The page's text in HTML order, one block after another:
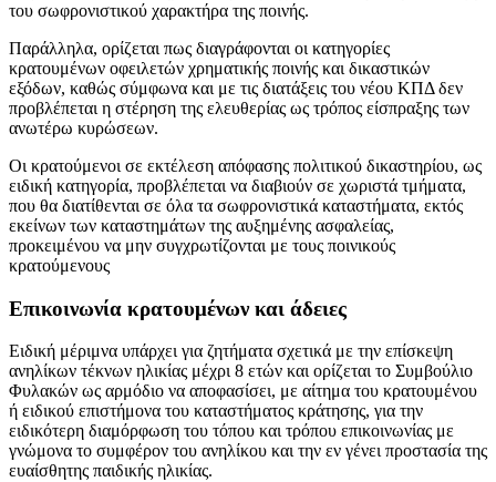
του σωφρονιστικού χαρακτήρα της ποινής.
Παράλληλα, ορίζεται πως διαγράφονται οι κατηγορίες
κρατουμένων οφειλετών χρηματικής ποινής και δικαστικών
εξόδων, καθώς σύμφωνα και με τις διατάξεις του νέου ΚΠΔ δεν
προβλέπεται η στέρηση της ελευθερίας ως τρόπος είσπραξης των
ανωτέρω κυρώσεων.
Οι κρατούμενοι σε εκτέλεση απόφασης πολιτικού δικαστηρίου, ως
ειδική κατηγορία, προβλέπεται να διαβιούν σε χωριστά τμήματα,
που θα διατίθενται σε όλα τα σωφρονιστικά καταστήματα, εκτός
εκείνων των καταστημάτων της αυξημένης ασφαλείας,
προκειμένου να μην συγχρωτίζονται με τους ποινικούς
κρατούμενους
Επικοινωνία κρατουμένων και άδειες
Ειδική μέριμνα υπάρχει για ζητήματα σχετικά με την επίσκεψη
ανηλίκων τέκνων ηλικίας μέχρι 8 ετών και ορίζεται το Συμβούλιο
Φυλακών ως αρμόδιο να αποφασίσει, με αίτημα του κρατουμένου
ή ειδικού επιστήμονα του καταστήματος κράτησης, για την
ειδικότερη διαμόρφωση του τόπου και τρόπου επικοινωνίας με
γνώμονα το συμφέρον του ανηλίκου και την εν γένει προστασία της
ευαίσθητης παιδικής ηλικίας.